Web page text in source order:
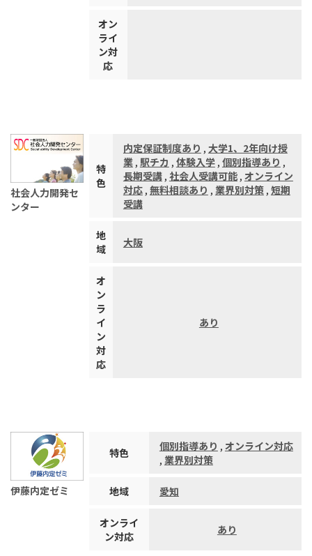
オン
ライ
ン対
応
社会人力開発セ
ンター
特
色
内定保証制度あり , 大学1、2年向け授
業, 駅チカ , 体験入学, 個別指導あり ,
長期受講, 社会人受講可能, オンライン
対応, 無料相談あり , 業界別対策, 短期
受講
地
域
大阪
オ
ン
ラ
イ
ン
対
応
あり
伊藤内定ゼミ
特色 個別指導あり , オンライン対応
, 業界別対策
地域 愛知
オンライ
ン対応
あり